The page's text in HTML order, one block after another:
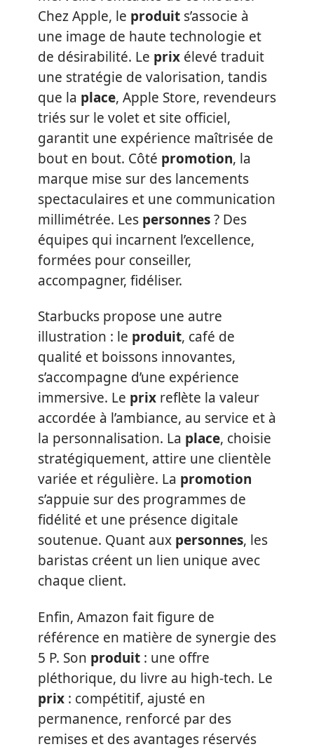
Chez Apple, le produit s’associe à
une image de haute technologie et
de désirabilité. Le prix élevé traduit
une stratégie de valorisation, tandis
que la place, Apple Store, revendeurs
triés sur le volet et site officiel,
garantit une expérience maîtrisée de
bout en bout. Côté promotion, la
marque mise sur des lancements
spectaculaires et une communication
millimétrée. Les personnes? Des
équipes qui incarnent l’excellence,
formées pour conseiller,
accompagner, fidéliser.
Starbucks propose une autre
illustration : le produit, café de
qualité et boissons innovantes,
s’accompagne d’une expérience
immersive. Le prix reflète la valeur
accordée à l’ambiance, au service et à
la personnalisation. La place, choisie
stratégiquement, attire une clientèle
variée et régulière. La promotion
s’appuie sur des programmes de
fidélité et une présence digitale
soutenue. Quant aux personnes, les
baristas créent un lien unique avec
chaque client.
Enfin, Amazon fait figure de
référence en matière de synergie des
5 P. Son produit : une offre
pléthorique, du livre au high-tech. Le
prix : compétitif, ajusté en
permanence, renforcé par des
remises et des avantages réservés